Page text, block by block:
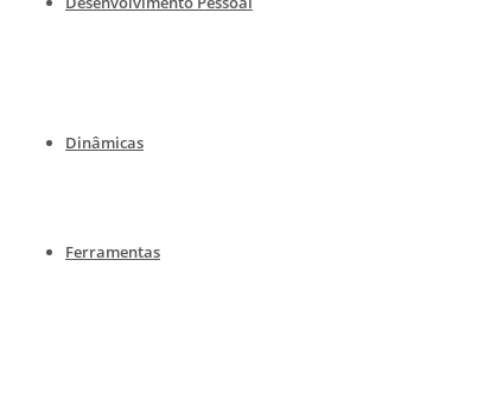
Dinâmicas
Ferramentas